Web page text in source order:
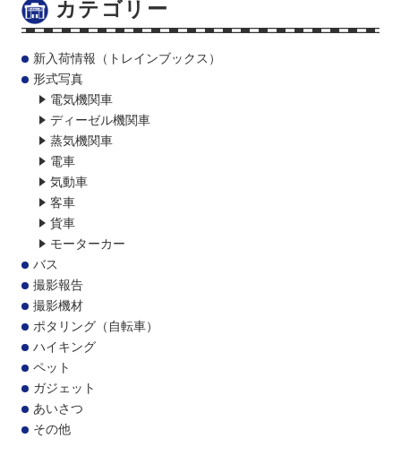
カテゴリー
新入荷情報（トレインブックス）
形式写真
電気機関車
ディーゼル機関車
蒸気機関車
電車
気動車
客車
貨車
モーターカー
バス
撮影報告
撮影機材
ポタリング（自転車）
ハイキング
ペット
ガジェット
あいさつ
その他